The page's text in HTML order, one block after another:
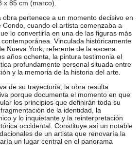
x 85 cm (marco).
obra pertenece a un momento decisivo en
Condo, cuando el artista comenzaba a
lo convertiría en una de las figuras más
Vinculada históricamente
Nueva York, referente de la escena
años ochenta, la pintura testimonia el
profundamente personal situada entre
y la memoria de la historia del arte.
de su trayectoria, la obra resulta
porque documenta el momento en que
los principios que definirán toda su
de la identidad, la
y lo inquietante y la reinterpretación
occidental. Constituye así un notable
de un artista que renovaría la
un lugar central en el panorama